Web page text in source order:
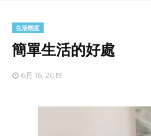
生活態度
簡單生活的好處
6月 16, 2019